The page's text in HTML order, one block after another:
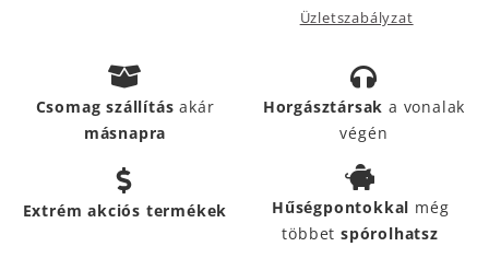
Üzletszabályzat
Csomag szállításakár
másnapra
Horgásztársak a vonalak
végén
Extrém akciós termékek Hűségpontokkal még
többetspórolhatsz